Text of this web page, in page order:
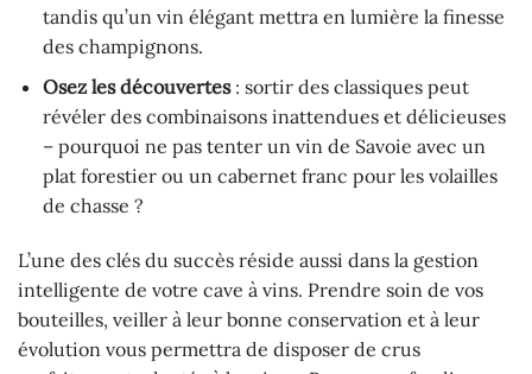
tandis qu’un vin élégant mettra en lumière la finesse
des champignons.
Osez les découvertes: sortir des classiques peut
révéler des combinaisons inattendues et délicieuses
– pourquoi ne pas tenter un vin de Savoie avec un
plat forestier ou un cabernet franc pour les volailles
de chasse ?
L’une des clés du succès réside aussi dans la gestion
intelligente de votre cave à vins. Prendre soin de vos
bouteilles, veiller à leur bonne conservation et à leur
évolution vous permettra de disposer de crus